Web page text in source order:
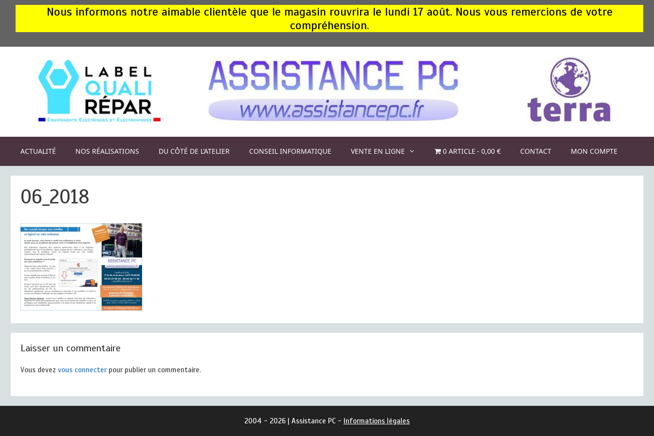
Nous informons notre aimable clientèle que le magasin rouvrira le lundi 17 août. Nous vous remercions de votre
compréhension.
ACTUALITÉ NOS RÉALISATIONS DU CÔTÉ DE L’ATELIER CONSEIL INFORMATIQUE VENTE EN LIGNE 0 ARTICLE 0,00 € CONTACT MON COMPTE
06_2018
Laisser un commentaire
Vous devez vous connecterpour publier un commentaire.
2004 - 2026 | Assistance PC - Informations légales